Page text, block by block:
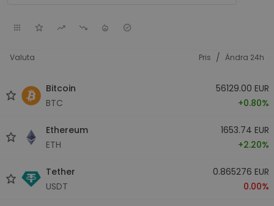
Valuta Pris / Ändra 24h
Bitcoin
BTC
56129.00 EUR
+0.80%
Ethereum
ETH
1653.74 EUR
+2.20%
Tether
USDT
0.865276 EUR
0.00%